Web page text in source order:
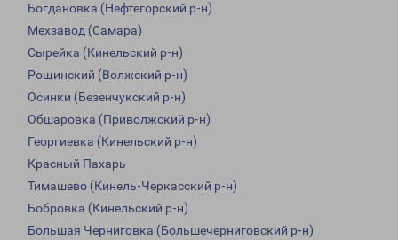
Богдановка (Нефтегорский р-н)
Мехзавод (Самара)
Сырейка (Кинельский р-н)
Рощинский (Волжский р-н)
Осинки (Безенчукский р-н)
Обшаровка (Приволжский р-н)
Георгиевка (Кинельский р-н)
Красный Пахарь
Тимашево (Кинель-Черкасский р-н)
Бобровка (Кинельский р-н)
Большая Черниговка (Большечерниговский р-н)